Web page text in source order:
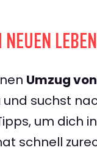
Umzug
und suchst
um dich
schnell